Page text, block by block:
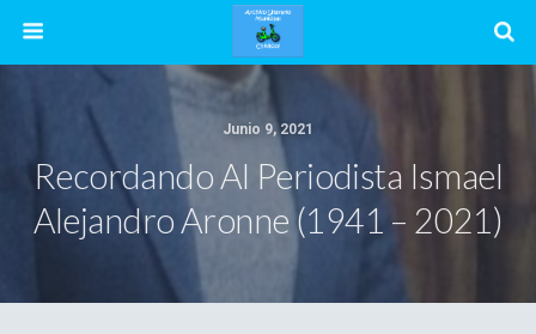
Junio 9, 2021
Recordando Al Periodista Ismael
Alejandro Aronne (1941 – 2021)